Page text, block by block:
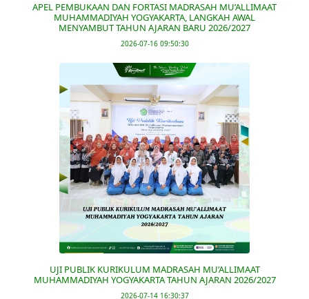
APEL PEMBUKAAN DAN FORTASI MADRASAH MU’ALLIMAAT
MUHAMMADIYAH YOGYAKARTA, LANGKAH AWAL
MENYAMBUT TAHUN AJARAN BARU 2026/2027
2026-07-16 09:50:30
UJI PUBLIK KURIKULUM MADRASAH MU’ALLIMAAT
MUHAMMADIYAH YOGYAKARTA TAHUN AJARAN 2026/2027
2026-07-14 16:30:37